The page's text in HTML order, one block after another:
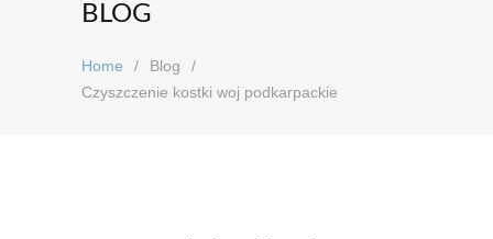
BLOG
Home / Blog
/
Czyszczenie kostki woj podkarpackie